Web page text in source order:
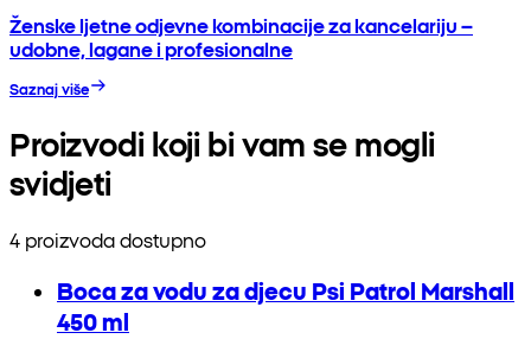
Ženske ljetne odjevne kombinacije za kancelariju –
udobne, lagane i profesionalne
Saznaj više
Proizvodi koji bi vam se mogli
svidjeti
4 proizvoda dostupno
Boca za vodu za djecu Psi Patrol Marshall
450 ml